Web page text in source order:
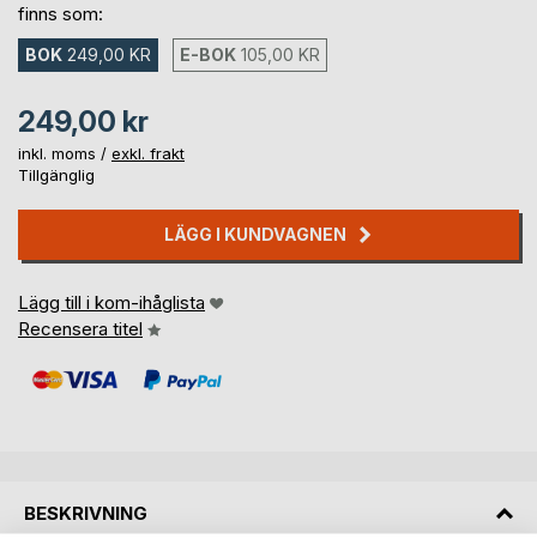
finns som:
BOK 249,00 KR E-BOK 105,00 KR
249,00 kr
inkl. moms / exkl. frakt
Tillgänglig
LÄGG I KUNDVAGNEN
Lägg till i kom-ihåglista
Recensera titel
BESKRIVNING